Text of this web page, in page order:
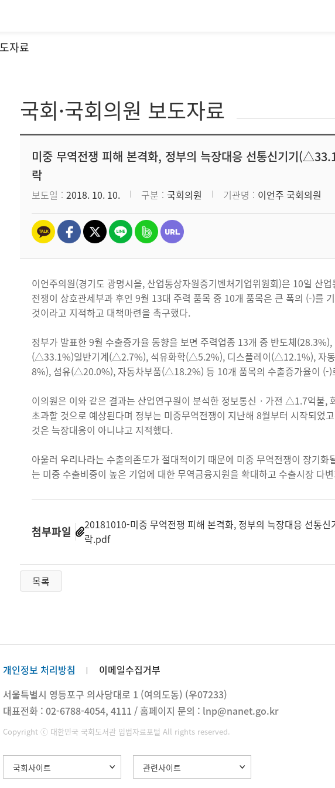
자료
국회·국회의원 보도자료
미중 무역전쟁 피해 본격화, 정부의 늑장대응 선통신기기
락
보도일 2018. 10. 10. 구분 국회의원 기관명 이언주 국회의원
이언주의원(경기도 광명시을, 산업통상자원중기벤처기업위원회)은 10일 산
전쟁이 상호관세부과 후인 9월 13대 주력 품목 중 10개 품목은 큰 폭의 (-)를
것이라고 지적하고 대책마련을 촉구했다.
정부가 발표한 9월 수출증가율 동향을 보면 주력업종 13개 중 반도체
(△33.1%)일반기계(△2.7%), 석유화학(△5.2%), 디스플레이(△12.1%),
8%), 섬유(△20.0%), 자동차부품(△18.2%) 등 10개 품목의 수출증가율이 (-)
이의원은 이와 같은 결과는 산업연구원이 분석한 정보통신ㆍ가전 △1.7억
초과할 것으로 예상된다며 정부는 미중무역전쟁이 지난해 8월부터 시작되었
것은 늑장대응이 아니냐고 지적했다.
아울러 우리나라는 수출의존도가 절대적이기 때문에 미중 무역전쟁이 장기
는 미중 수출비중이 높은 기업에 대한 무역금융지원을 확대하고 수출시장 다
첨부파일
20181010-미중 무역전쟁 피해 본격화, 정부의 늑장대응 선통
락.pdf
목록
개인정보 처리방침
이메일수집거부
서울특별시 영등포구 의사당대로 1 (여의도동) (우07233)
대표전화 : 02-6788-4054, 4111 / 홈페이지 문의 : lnp@nanet.go.kr
Copyright ⓒ 대한민국 국회도서관 입법자료포털 All rights reserved.
국회사이트 관련사이트